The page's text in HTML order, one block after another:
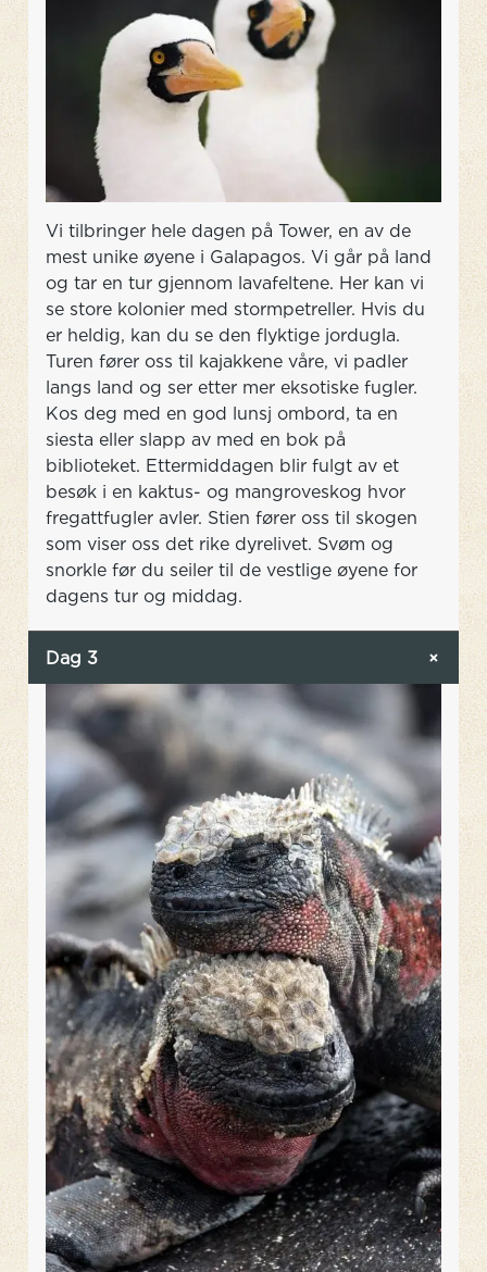
Vi tilbringer hele dagen på Tower, en av de
mest unike øyene i Galapagos. Vi går på land
og tar en tur gjennom lavafeltene. Her kan vi
se store kolonier med stormpetreller. Hvis du
er heldig, kan du se den flyktige jordugla.
Turen fører oss til kajakkene våre, vi padler
langs land og ser etter mer eksotiske fugler.
Kos deg med en god lunsj ombord, ta en
siesta eller slapp av med en bok på
biblioteket. Ettermiddagen blir fulgt av et
besøk i en kaktus- og mangroveskog hvor
fregattfugler avler. Stien fører oss til skogen
som viser oss det rike dyrelivet. Svøm og
snorkle før du seiler til de vestlige øyene for
dagens tur og middag.
Dag 3